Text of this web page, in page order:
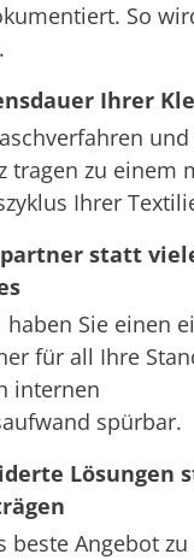
So
Ihrer
tragen zu einem
Ihrer
statt
haben Sie einen
für all Ihre
internen
spürbar.
Lösungen
beste Angebot zu